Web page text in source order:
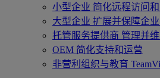
小型企业 简化远程访问
大型企业 扩展并保障企
托管服务提供商 管理并
OEM 简化支持和运营
非营利组织与教育